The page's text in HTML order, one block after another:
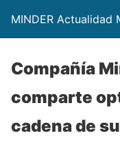
MINDER Actualidad
Compañía
comparte
cadena de